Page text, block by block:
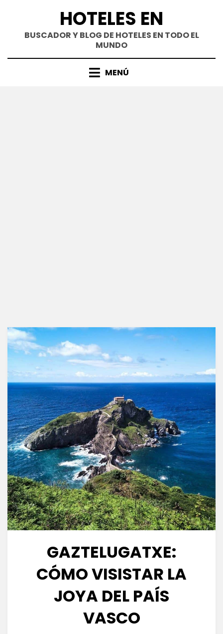
contenido
HOTELES EN
BUSCADOR Y BLOG DE HOTELES EN TODO EL
MUNDO
MENÚ
GAZTELUGATXE:
CÓMO VISISTAR LA
JOYA DEL PAÍS
VASCO